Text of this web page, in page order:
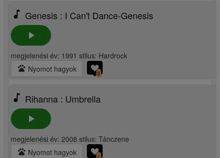
music_note Genesis : I Can't Dance-Genesis
play_arrow
megjelenési év: 1991 stilus: Hardrock
pets Nyomot hagyok 2
music_note Rihanna : Umbrella
play_arrow
megjelenési év: 2008 stilus: Tánczene
pets Nyomot hagyok 1